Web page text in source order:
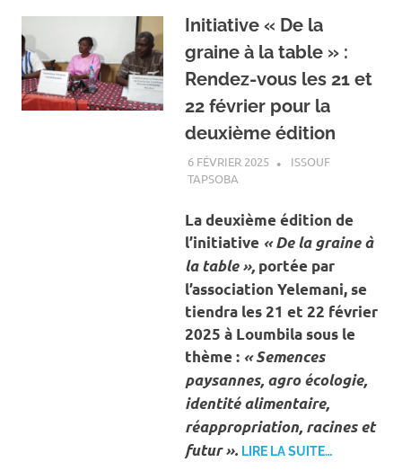
Initiative « De la
graine à la table » :
Rendez-vous les 21 et
22 février pour la
deuxième édition
6 FÉVRIER 2025
ISSOUF
TAPSOBA
La deuxième édition de
l’initiative « De la graine à
la table »,portée par
l’association Yelemani, se
tiendra les 21 et 22 février
2025 à Loumbila sous le
thème :« Semences
paysannes, agro écologie,
identité alimentaire,
réappropriation, racines et
futur ». LIRE LA SUITE…